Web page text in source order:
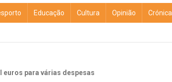
Educação Cultura Opinião Crónica
para várias despesas